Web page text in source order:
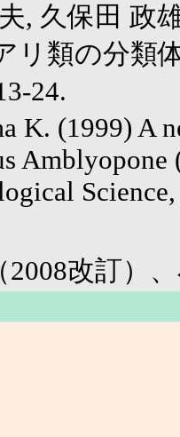
, 久保田 政
リ類の分類
24.
K. (1999) A
2008改訂）